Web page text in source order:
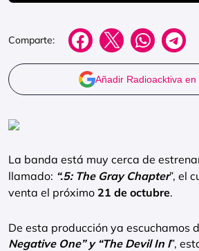
Comparte:
Añadir Radioacktiva en
La banda está muy cerca de
llamado: “.5: The Gray Chapter”, el
venta el próximo 21 de octubre.
De esta producción ya escuchamos
Negative One” y “The Devil In I”,